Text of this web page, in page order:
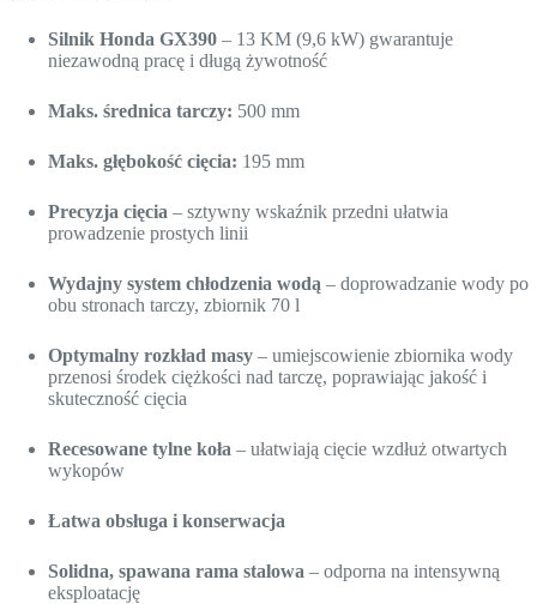
Silnik Honda GX390 – 13 KM (9,6 kW) gwarantuje
niezawodną pracę i długą żywotność
Maks. średnica tarczy: 500 mm
Maks. głębokość cięcia: 195 mm
Precyzja cięcia – sztywny wskaźnik przedni ułatwia
prowadzenie prostych linii
Wydajny system chłodzenia wodą – doprowadzanie wody po
obu stronach tarczy, zbiornik 70 l
Optymalny rozkład masy – umiejscowienie zbiornika wody
przenosi środek ciężkości nad tarczę, poprawiając jakość i
skuteczność cięcia
Recesowane tylne koła – ułatwiają cięcie wzdłuż otwartych
wykopów
Łatwa obsługa i konserwacja
Solidna, spawana rama stalowa – odporna na intensywną
eksploatację